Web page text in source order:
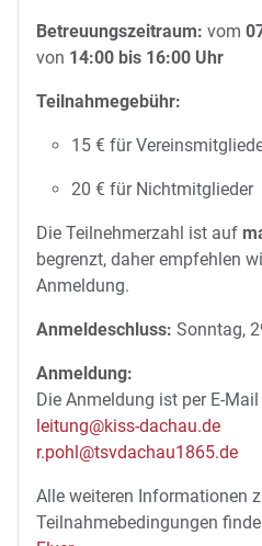
Betreuungszeitraum: vom
von 14:00 bis 16:00 Uhr
Teilnahmegebühr:
15 € für
20 € für Nichtmitglieder
Die Teilnehmerzahl ist auf
begrenzt, daher empfehlen
Anmeldung.
Anmeldeschluss: Sonntag,
Anmeldung:
Die Anmeldung ist per E-
leitung@kiss-dachau.de
r.pohl@tsvdachau1865.de
Alle weiteren Informationen
Teilnahmebedingungen